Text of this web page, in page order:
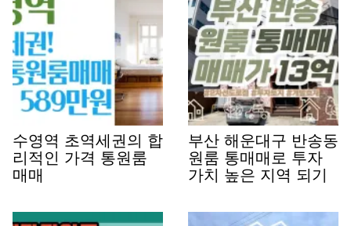
수영역 초역세권의 합
리적인 가격 통원룸
매매
부산 해운대구 반송동
원룸 통매매로 투자
가치 높은 지역 되기